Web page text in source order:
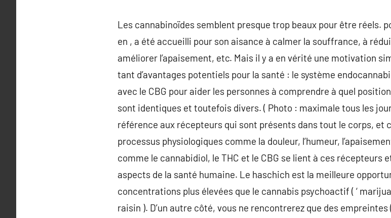
Les cannabinoïdes semblent presque trop beaux pour être réels.
en , a été accueilli pour son aisance à calmer la souffrance, à
améliorer l’apaisement, etc. Mais il y a en vérité une motivation
tant d’avantages potentiels pour la santé : le système
avec le CBG pour aider les personnes à comprendre à quel
sont identiques et toutefois divers. ( Photo : maximale tous les
référence aux récepteurs qui sont présents dans tout le corps, et
processus physiologiques comme la douleur, l’humeur,
comme le cannabidiol, le THC et le CBG se lient à ces
aspects de la santé humaine. Le haschich est la meilleure
concentrations plus élevées que le cannabis psychoactif ( ‘
raisin ). D’un autre côté, vous ne rencontrerez que des empreintes